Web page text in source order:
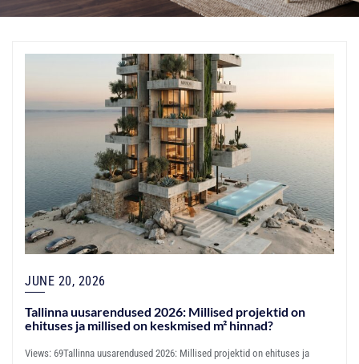
JUNE 20, 2026
Tallinna uusarendused 2026: Millised projektid on
ehituses ja millised on keskmised m² hinnad?
Views: 69Tallinna uusarendused 2026: Millised projektid on ehituses ja